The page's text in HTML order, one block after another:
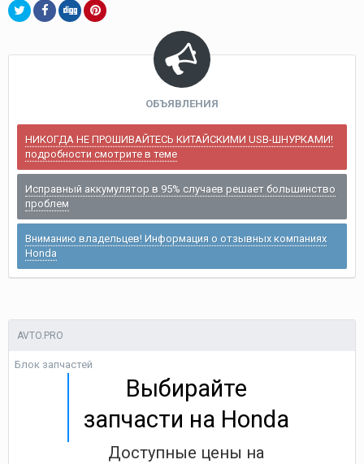
ОБЪЯВЛЕНИЯ
НИКОГДА НЕ ПРОШИВАЙТЕСЬ КИТАЙСКИМИ USB-ШНУРКАМИ!
подробности смотрите в теме
Исправный аккумулятор в 95% случаев решает большинство
проблем
Вниманию владельцев! Информация о отзывных компаниях
Honda
AVTO.PRO
Блок запчастей
Выбирайте
запчасти на Honda
Доступные цены на